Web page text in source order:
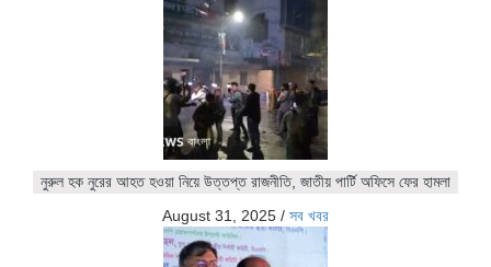
নুরুল হক নুরের আহত হওয়া নিয়ে উত্তপ্ত রাজনীতি, জাতীয় পার্টি অফিসে ফের হামলা
August 31, 2025 / সব খবর